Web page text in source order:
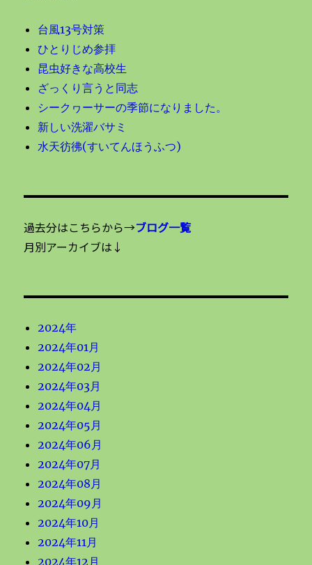
台風13号対策
ひとりじめ参拝
昆虫好きな高校生
ざっくり言うと同志
シークヮーサーの季節になりました。
新しい洗濯バサミ
水天彷彿(すいてんほうふつ)
過去分はこちらから→ブログ一覧
月別アーカイブは↓
2024年
2024年01月
2024年02月
2024年03月
2024年04月
2024年05月
2024年06月
2024年07月
2024年08月
2024年09月
2024年10月
2024年11月
2024年12月